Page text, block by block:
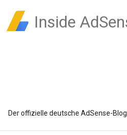
Inside
Der offizielle deutsche AdSense-Blog